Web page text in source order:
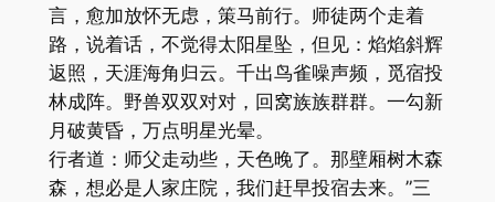
言，愈加放怀无虑，策马前行。师徒两个走着
路，说着话，不觉得太阳星坠，但见：焰焰斜辉
返照，天涯海角归云。千出鸟雀噪声频，觅宿投
林成阵。野兽双双对对，回窝族族群群。一勾新
月破黄昏，万点明星光晕。
行者道：师父走动些，天色晚了。那壁厢树木森
森，想必是人家庄院，我们赶早投宿去来。”三